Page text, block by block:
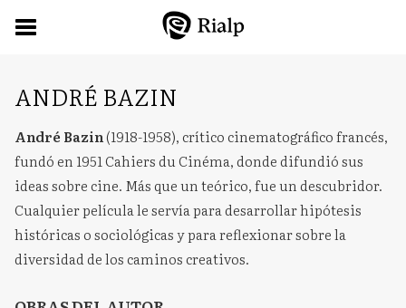
ANDRÉ BAZIN
André Bazin(1918-1958), crítico cinematográfico francés,
fundó en 1951 Cahiers du Cinéma, donde difundió sus
ideas sobre cine. Más que un teórico, fue un descubridor.
Cualquier película le servía para desarrollar hipótesis
históricas o sociológicas y para reflexionar sobre la
diversidad de los caminos creativos.